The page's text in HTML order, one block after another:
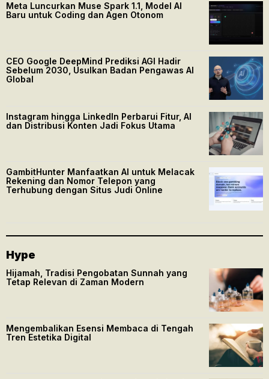
Meta Luncurkan Muse Spark 1.1, Model AI
Baru untuk Coding dan Agen Otonom
CEO Google DeepMind Prediksi AGI Hadir
Sebelum 2030, Usulkan Badan Pengawas AI
Global
Instagram hingga LinkedIn Perbarui Fitur, AI
dan Distribusi Konten Jadi Fokus Utama
GambitHunter Manfaatkan AI untuk Melacak
Rekening dan Nomor Telepon yang
Terhubung dengan Situs Judi Online
Hype
Hijamah, Tradisi Pengobatan Sunnah yang
Tetap Relevan di Zaman Modern
Mengembalikan Esensi Membaca di Tengah
Tren Estetika Digital